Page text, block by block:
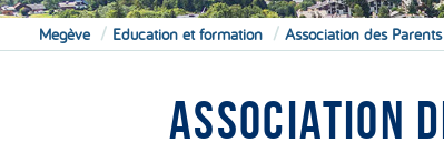
Megève Education et formation Association des
ASSOCIATION